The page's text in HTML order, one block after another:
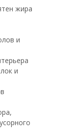
жира
и
и